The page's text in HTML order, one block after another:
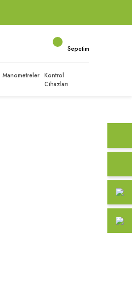
Sepetim
Manometreler Kontrol
Cihazları